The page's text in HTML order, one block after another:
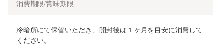
消費期限/賞味期限
冷暗所にて保管いただき、開封後は１ヶ月を目安に消費して
ください。